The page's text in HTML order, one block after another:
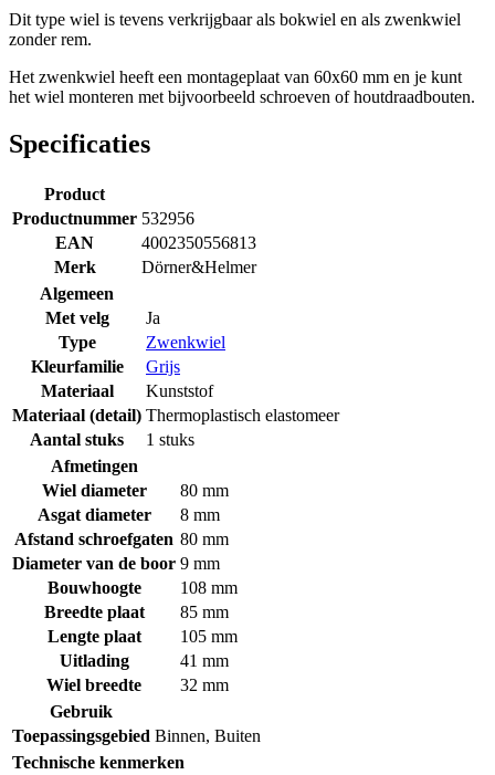
Dit type wiel is tevens verkrijgbaar als bokwiel en als zwenkwiel
zonder rem.
Het zwenkwiel heeft een montageplaat van 60x60 mm en je kunt
het wiel monteren met bijvoorbeeld schroeven of houtdraadbouten.
Specificaties
Product
Productnummer 532956
EAN
4002350556813
Merk
Dörner&Helmer
Algemeen
Met velg
Ja
Type
Zwenkwiel
Kleurfamilie
Grijs
Materiaal
Kunststof
Materiaal (detail) Thermoplastisch elastomeer
Aantal stuks
1 stuks
Afmetingen
Wiel diameter
80 mm
Asgat diameter
8 mm
Afstand schroefgaten 80 mm
Diameter van de boor 9 mm
Bouwhoogte
108 mm
Breedte plaat
85 mm
Lengte plaat
105 mm
Uitlading
41 mm
Wiel breedte
32 mm
Gebruik
Toepassingsgebied Binnen, Buiten
Technische kenmerken